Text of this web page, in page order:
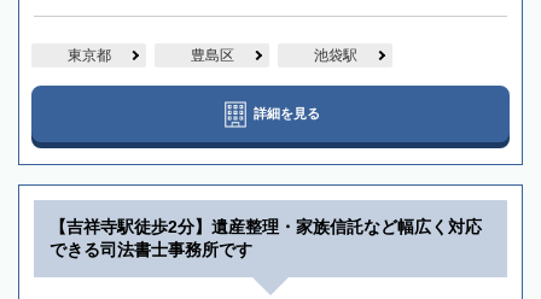
東京都 豊島区 池袋駅
詳細を見る
【吉祥寺駅徒歩2分】遺産整理・家族信託など幅広く対応
できる司法書士事務所です